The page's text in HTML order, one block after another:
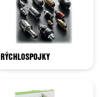
RÝCHLOSPOJKY